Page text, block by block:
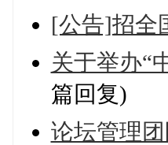
[公告]招全
关于举办“
篇回复)
论坛管理